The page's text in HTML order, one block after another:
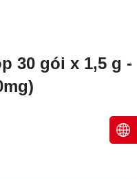
30 gói x 1,5 g -